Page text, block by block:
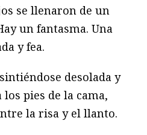
se llenaron de un
un fantasma. Una
y fea.
desolada y
los pies de la cama,
la risa y el llanto.